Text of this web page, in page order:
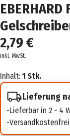
2,79 €
inkl. MwSt.
Inhalt: 1 Stk.
Lieferung
Lieferbar in 2 - 4